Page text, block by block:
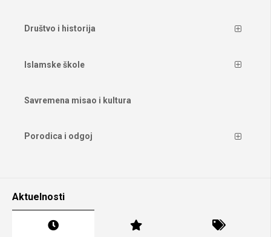
Društvo i historija
Islamske škole
Savremena misao i kultura
Porodica i odgoj
Aktuelnosti